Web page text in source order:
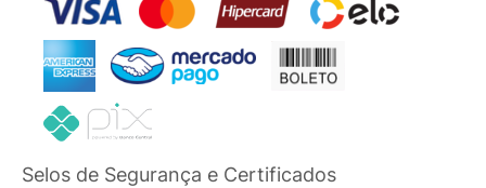
Selos de Segurança e Certificados